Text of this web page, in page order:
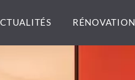
RÉNOVATION